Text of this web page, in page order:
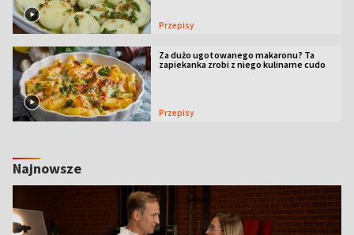
Przepisy
Za dużo ugotowanego makaronu? Ta
zapiekanka zrobi z niego kulinarne cudo
Przepisy
Najnowsze